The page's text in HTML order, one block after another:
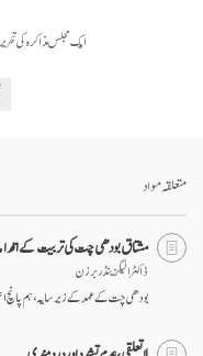
ایک مجلس مذاکرہ کی تحریری نقل،
متعلقہ مواد
مشتاق بودھی چت کی تربیت کے
ڈاکٹر الیگزینڈر برزن
بودھی چت کے عہد کے زیر سایہ ، ہم پانچ